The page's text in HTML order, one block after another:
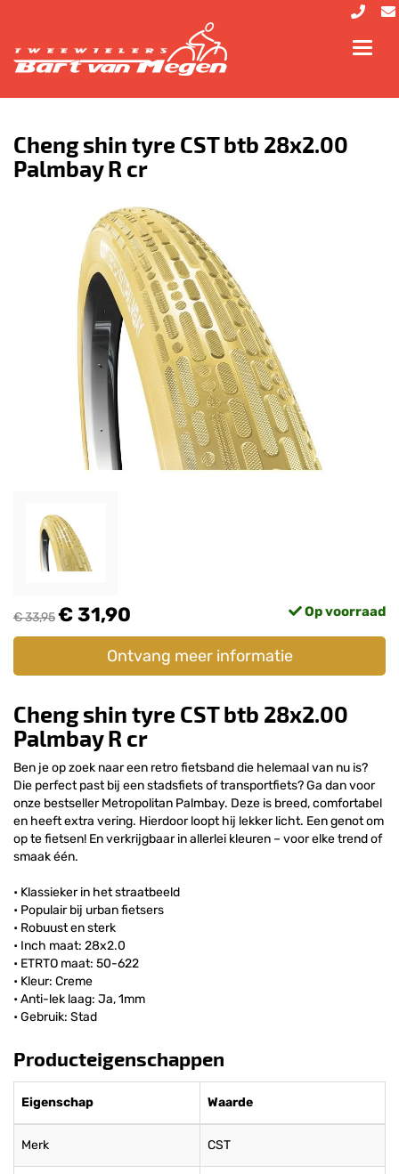
Cheng shin tyre CST btb 28x2.00
Palmbay R cr
€ 33,95€ 31,90 Op voorraad
Ontvang meer informatie
Cheng shin tyre CST btb 28x2.00
Palmbay R cr
Ben je op zoek naar een retro fietsband die helemaal van nu is?
Die perfect past bij een stadsfiets of transportfiets? Ga dan voor
onze bestseller Metropolitan Palmbay. Deze is breed, comfortabel
en heeft extra vering. Hierdoor loopt hij lekker licht. Een genot om
op te fietsen! En verkrijgbaar in allerlei kleuren – voor elke trend of
smaak één.
• Klassieker in het straatbeeld
• Populair bij urban fietsers
• Robuust en sterk
• Inch maat: 28x2.0
• ETRTO maat: 50-622
• Kleur: Creme
• Anti-lek laag: Ja, 1mm
• Gebruik: Stad
Producteigenschappen
Eigenschap Waarde
Merk CST